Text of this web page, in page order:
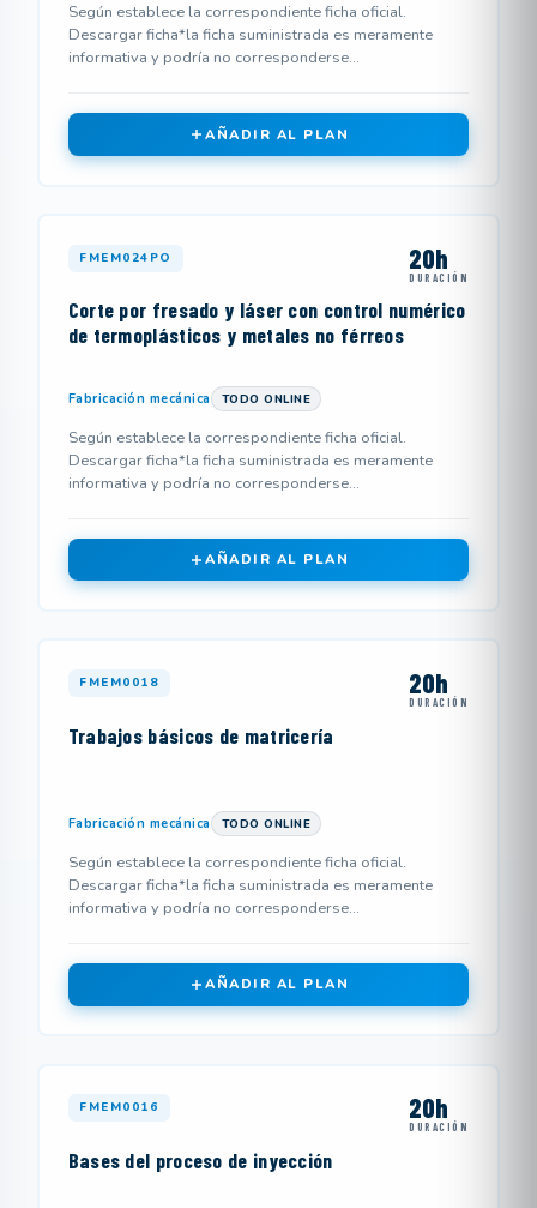
Según establece la correspondiente ficha oficial.
Descargar ficha*la ficha suministrada es meramente
informativa y podría no corresponderse...
AÑADIR AL PLAN
FMEM024PO 20h
DURACIÓN
Corte por fresado y láser con control numérico
de termoplásticos y metales no férreos
Fabricación mecánica TODO ONLINE
Según establece la correspondiente ficha oficial.
Descargar ficha*la ficha suministrada es meramente
informativa y podría no corresponderse...
AÑADIR AL PLAN
FMEM0018 20h
DURACIÓN
Trabajos básicos de matricería
Fabricación mecánica TODO ONLINE
Según establece la correspondiente ficha oficial.
Descargar ficha*la ficha suministrada es meramente
informativa y podría no corresponderse...
AÑADIR AL PLAN
FMEM0016 20h
DURACIÓN
Bases del proceso de inyección